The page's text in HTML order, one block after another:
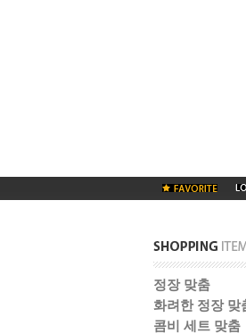
정장 맞춤
화려한 정장 맞
콤비 세트 맞춤